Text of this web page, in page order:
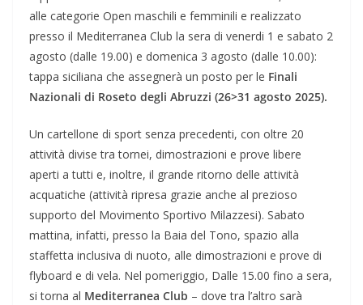
alle categorie Open maschili e femminili e realizzato
presso il Mediterranea Club la sera di venerdi 1 e sabato 2
agosto (dalle 19.00) e domenica 3 agosto (dalle 10.00):
tappa siciliana che assegnerà un posto per le Finali
Nazionali di Roseto degli Abruzzi (26>31 agosto 2025).
Un cartellone di sport senza precedenti, con oltre 20
attività divise tra tornei, dimostrazioni e prove libere
aperti a tutti e, inoltre, il grande ritorno delle attività
acquatiche (attività ripresa grazie anche al prezioso
supporto del Movimento Sportivo Milazzesi). Sabato
mattina, infatti, presso la Baia del Tono, spazio alla
staffetta inclusiva di nuoto, alle dimostrazioni e prove di
flyboard e di vela. Nel pomeriggio, Dalle 15.00 fino a sera,
si torna al Mediterranea Club – dove tra l’altro sarà